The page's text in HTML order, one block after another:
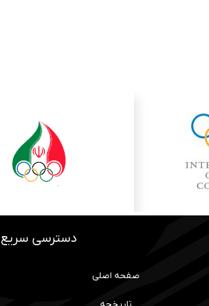
دسترسی سریع
صفحه اصلی